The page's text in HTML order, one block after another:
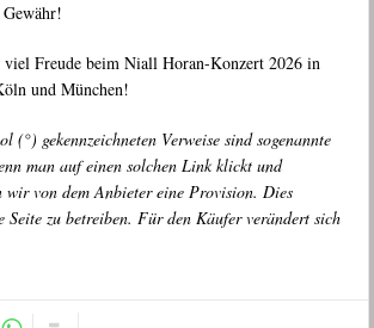
viel Freude beim Niall Horan-Konzert 2026 in
und München!
(°) gekennzeichneten Verweise sind sogenannte
man auf einen solchen Link klickt und
wir von dem Anbieter eine Provision. Dies
Seite zu betreiben. Für den Käufer verändert sich